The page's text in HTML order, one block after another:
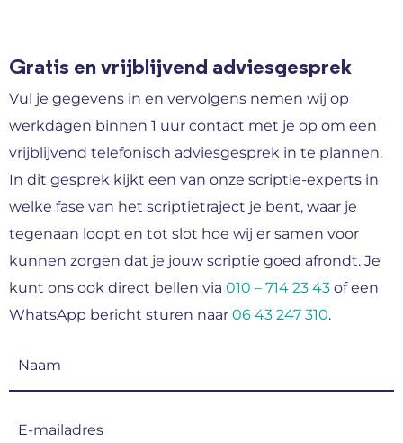
Gratis en vrijblijvend adviesgesprek
Vul je gegevens in en vervolgens nemen wij op
werkdagen binnen 1 uur contact met je op om een
vrijblijvend telefonisch adviesgesprek in te plannen.
In dit gesprek kijkt een van onze scriptie-experts in
welke fase van het scriptietraject je bent, waar je
tegenaan loopt en tot slot hoe wij er samen voor
kunnen zorgen dat je jouw scriptie goed afrondt. Je
kunt ons ook direct bellen via 010 – 714 23 43 of een
WhatsApp bericht sturen naar 06 43 247 310.